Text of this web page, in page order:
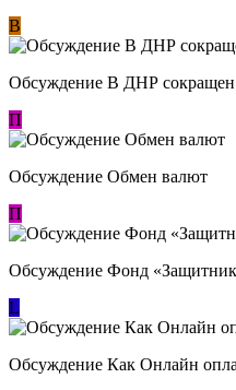
В
Обсуждение В ДНР сокращен
П
Обсуждение Обмен валют
П
Обсуждение Фонд
L
Обсуждение ​Как Онлайн